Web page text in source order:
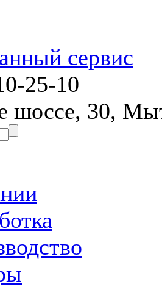
сервис
25-10
шоссе, 30,